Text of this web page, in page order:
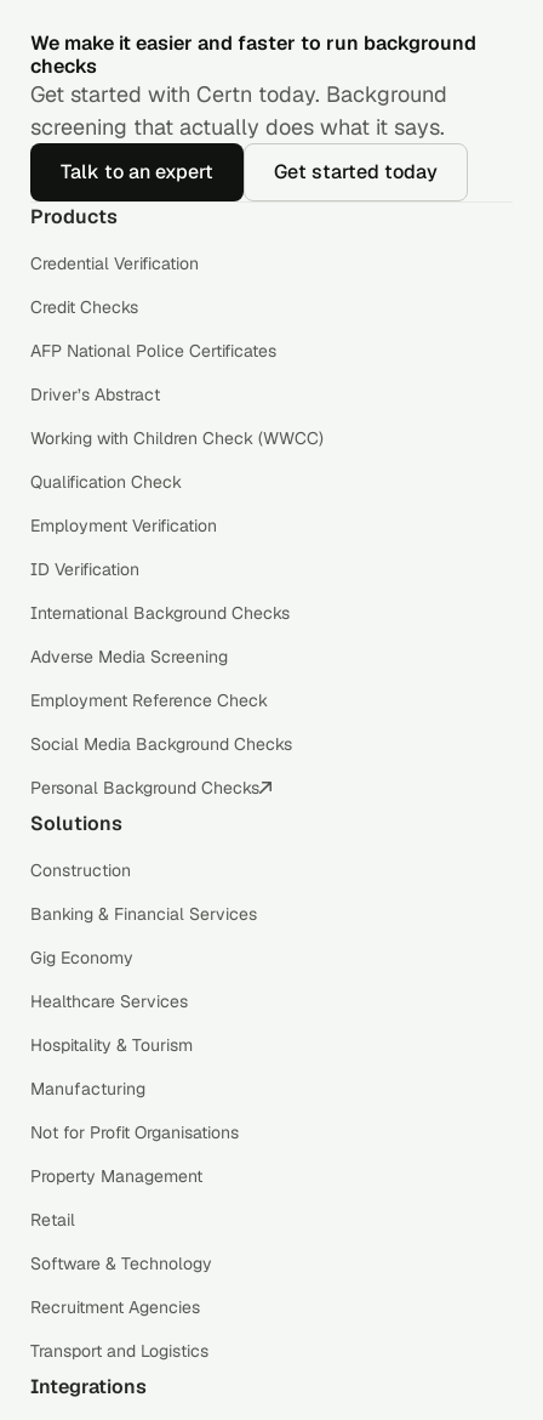
We make it easier and faster to run background
checks
Get started with Certn today. Background
screening that actually does what it says.
Talk to an expert
Get started today
Products
Credential Verification
Credit Checks
AFP National Police Certificates
Driver’s Abstract
Working with Children Check (WWCC)
Qualification Check
Employment Verification
ID Verification
International Background Checks
Adverse Media Screening
Employment Reference Check
Social Media Background Checks
Personal Background Checks
Solutions
Construction
Banking & Financial Services
Gig Economy
Healthcare Services
Hospitality & Tourism
Manufacturing
Not for Profit Organisations
Property Management
Retail
Software & Technology
Recruitment Agencies
Transport and Logistics
Integrations